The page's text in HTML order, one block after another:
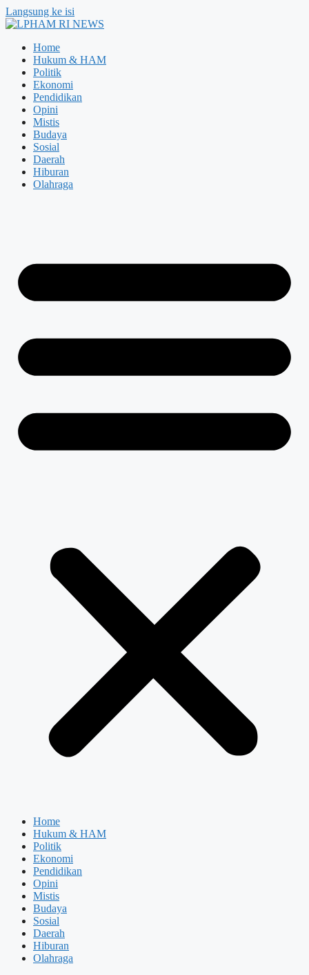
Langsung ke isi
Home
Hukum & HAM
Politik
Ekonomi
Pendidikan
Opini
Mistis
Budaya
Sosial
Daerah
Hiburan
Olahraga
Home
Hukum & HAM
Politik
Ekonomi
Pendidikan
Opini
Mistis
Budaya
Sosial
Daerah
Hiburan
Olahraga